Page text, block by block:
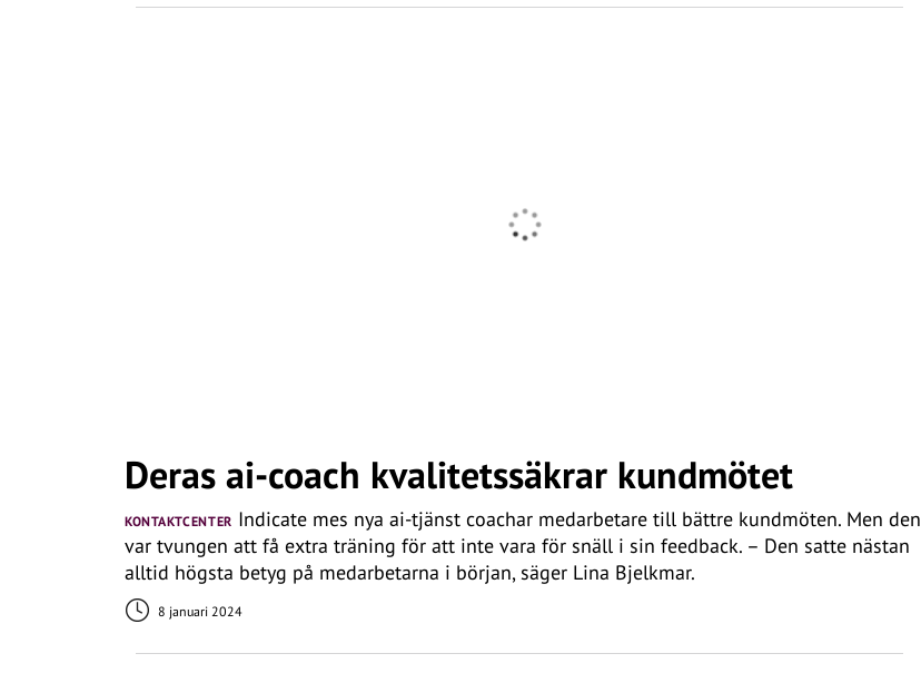
Deras ai-coach kvalitetssäkrar kundmötet
KONTAKTCENTER Indicate mes nya ai-tjänst coachar medarbetare till bättre kundmöten. Men den
var tvungen att få extra träning för att inte vara för snäll i sin feedback. – Den satte nästan
alltid högsta betyg på medarbetarna i början, säger Lina Bjelkmar.
8 januari 2024